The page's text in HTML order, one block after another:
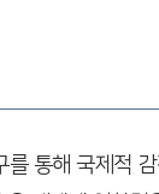
통해 국제적